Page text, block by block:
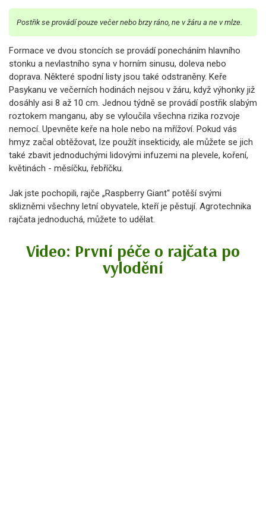
Postřik se provádí pouze večer nebo brzy ráno, ne v žáru a ne v mlze.
Formace ve dvou stoncích se provádí ponecháním hlavního
stonku a nevlastního syna v horním sinusu, doleva nebo
doprava. Některé spodní listy jsou také odstraněny. Keře
Pasykanu ve večerních hodinách nejsou v žáru, když výhonky již
dosáhly asi 8 až 10 cm. Jednou týdně se provádí postřik slabým
roztokem manganu, aby se vyloučila všechna rizika rozvoje
nemocí. Upevněte keře na hole nebo na mřížoví. Pokud vás
hmyz začal obtěžovat, lze použít insekticidy, ale můžete se jich
také zbavit jednoduchými lidovými infuzemi na plevele, koření,
květinách - měsíčku, řebříčku.
Jak jste pochopili, rajče „Raspberry Giant“ potěší svými
sklizněmi všechny letní obyvatele, kteří je pěstují. Agrotechnika
rajčata jednoduchá, můžete to udělat.
Video: První péče o rajčata po
vylodění